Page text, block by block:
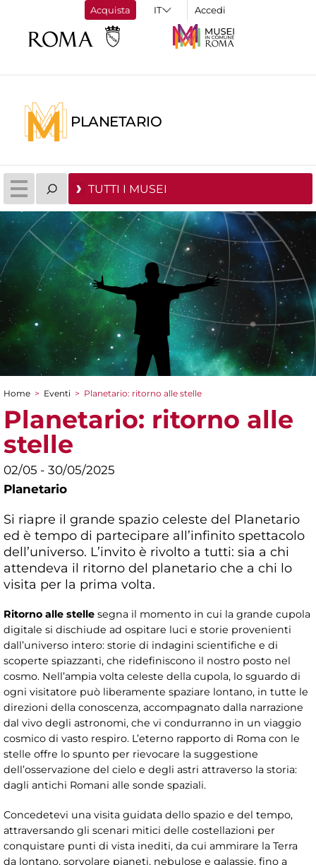
Acquista Accedi
PLANETARIO
TUTTI I MUSEI
Tu sei qui
Home > Eventi > Planetario: ritorno alle stelle
Planetario: ritorno alle
stelle
02/05 - 30/05/2025
Planetario
Si riapre il grande spazio celeste del Planetario
ed è tempo di partecipare all’infinito spettacolo
dell’universo. L’invito è rivolto a tutti: sia a chi
attendeva il ritorno del planetario che a chi lo
visita per la prima volta.
Ritorno alle stelle segna il momento in cui la grande cupola
digitale si dischiude ad ospitare luci e storie provenienti
dall’universo intero: storie di indagini scientifiche e di
scoperte spiazzanti, che ridefiniscono il nostro posto nel
cosmo. Nell’ampia volta celeste della cupola, lo sguardo di
ogni visitatore può liberamente spaziare lontano, in tutte le
direzioni della conoscenza, accompagnato dalla narrazione
dal vivo degli astronomi, che vi condurranno in un viaggio
cosmico di vasto respiro. L’eterno rapporto di Roma con le
stelle offre lo spunto per rievocare la suggestione
dell’osservazione del cielo e degli astri attraverso la storia:
dagli antichi Romani alle sonde spaziali.
Concedetevi una visita guidata dello spazio e del tempo,
attraversando gli scenari mitici delle costellazioni per
conquistare punti di vista inediti, da cui ammirare la Terra
da lontano, sorvolare pianeti, nebulose e galassie, fino a